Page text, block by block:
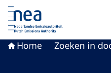
Naar de homepage van
Home Zoeken in